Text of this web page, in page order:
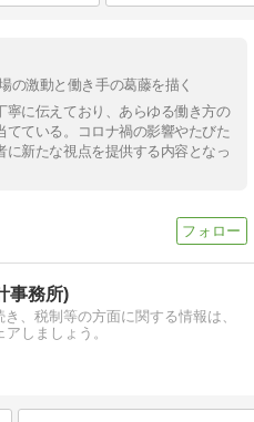
の激動と働き手の葛藤を描く
に伝えており、あらゆる働き方の
ている。コロナ禍の影響やたびた
新たな視点を提供する内容となっ
事務所)
、税制等の方面に関する情報は、
しましょう。